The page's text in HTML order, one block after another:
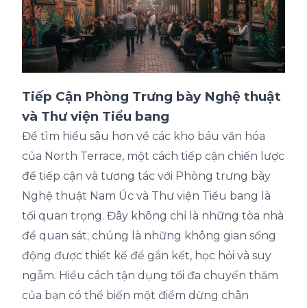
Tiếp Cận Phòng Trưng bày Nghệ thuật
và Thư viện Tiểu bang
Để tìm hiểu sâu hơn về các kho báu văn hóa
của North Terrace, một cách tiếp cận chiến lược
để tiếp cận và tương tác với Phòng trưng bày
Nghệ thuật Nam Úc và Thư viện Tiểu bang là
tối quan trọng. Đây không chỉ là những tòa nhà
để quan sát; chúng là những không gian sống
động được thiết kế để gắn kết, học hỏi và suy
ngẫm. Hiểu cách tận dụng tối đa chuyến thăm
của bạn có thể biến một điểm dừng chân